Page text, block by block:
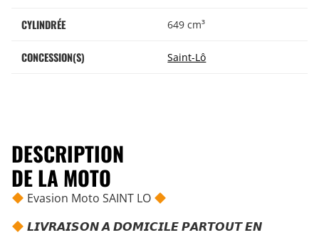
CYLINDRÉE 649 cm³
CONCESSION(S) Saint-Lô
DESCRIPTION
DE LA MOTO
Evasion Moto SAINT LO
𝙇𝙄𝙑𝙍𝘼𝙄𝙎𝙊𝙉 𝘼 𝘿𝙊𝙈𝙄𝘾𝙄𝙇𝙀 𝙋𝘼𝙍𝙏𝙊𝙐𝙏 𝙀𝙉